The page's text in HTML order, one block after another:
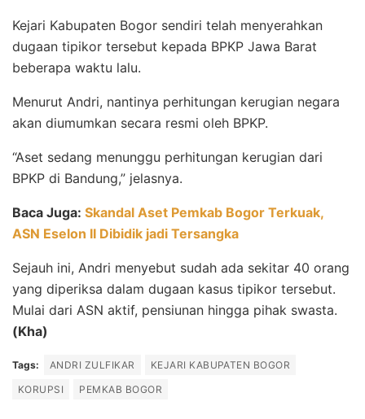
Kejari Kabupaten Bogor sendiri telah menyerahkan
dugaan tipikor tersebut kepada BPKP Jawa Barat
beberapa waktu lalu.
Menurut Andri, nantinya perhitungan kerugian negara
akan diumumkan secara resmi oleh BPKP.
“Aset sedang menunggu perhitungan kerugian dari
BPKP di Bandung,” jelasnya.
Baca Juga: Skandal Aset Pemkab Bogor Terkuak,
ASN Eselon II Dibidik jadi Tersangka
Sejauh ini, Andri menyebut sudah ada sekitar 40 orang
yang diperiksa dalam dugaan kasus tipikor tersebut.
Mulai dari ASN aktif, pensiunan hingga pihak swasta.
(Kha)
Tags: ANDRI ZULFIKAR
KEJARI KABUPATEN BOGOR
KORUPSI
PEMKAB BOGOR